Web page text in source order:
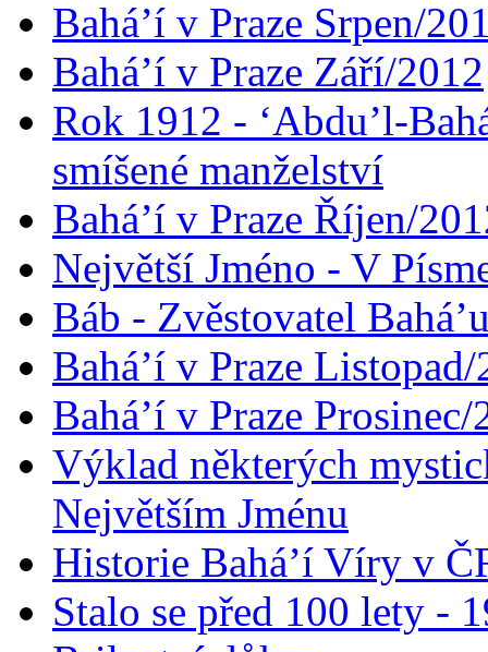
Bahá’í v Praze Srpen/
Bahá’í v Praze Září/2012
Rok 1912 - ‘Abdu’l-
smíšené manželství
Bahá’í v Praze Říjen/
Největší Jméno - V
Báb - Zvěstovatel
Bahá’í v Praze
Bahá’í v Praze Prosinec/
Výklad některých
Největším Jménu
Historie Bahá’í Víry v
Stalo se před 100 lety -